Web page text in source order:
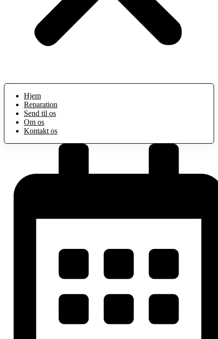
Hjem
Reparation
Send til os
Om os
Kontakt os